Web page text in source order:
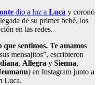
dio a luz a Luca y coronó
de su primer bebé, los
en las redes.
sentimos. Te amamos
mensajitos”, escribieron
, Allegra y Sienna,
) en Instagram junto a
Luca.